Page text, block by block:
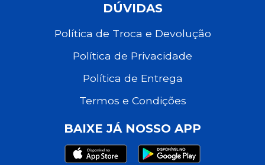
DÚVIDAS
Política de Troca e Devolução
Política de Privacidade
Política de Entrega
Termos e Condições
BAIXE JÁ NOSSO APP